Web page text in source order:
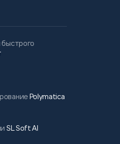
Polymatica
SL Soft AI